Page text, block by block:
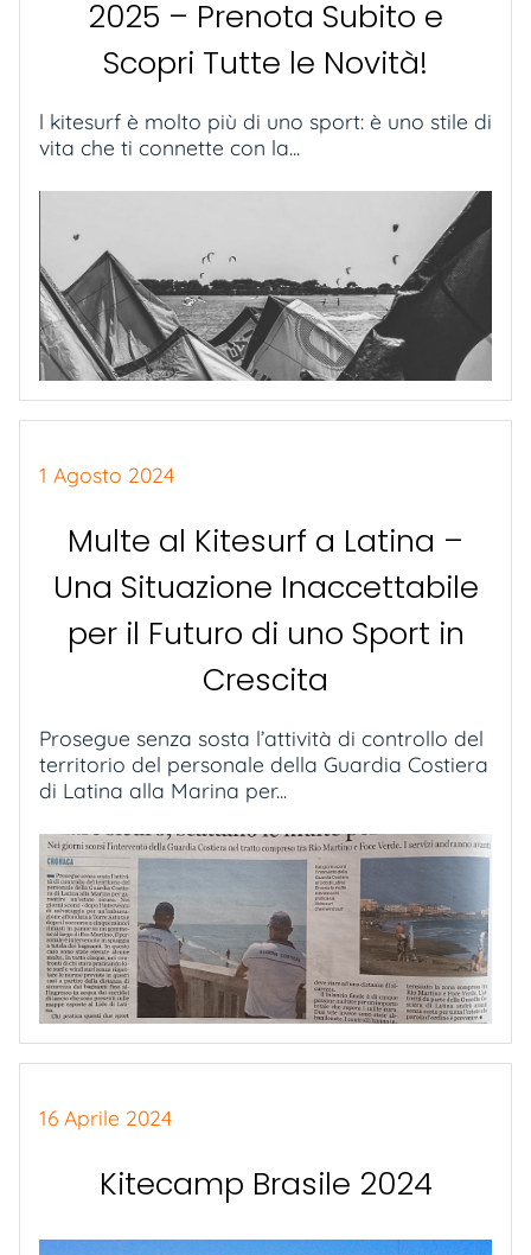
2025 – Prenota Subito e
Scopri Tutte le Novità!
l kitesurf è molto più di uno sport: è uno stile di
vita che ti connette con la...
1 Agosto 2024
Multe al Kitesurf a Latina –
Una Situazione Inaccettabile
per il Futuro di uno Sport in
Crescita
Prosegue senza sosta l’attività di controllo del
territorio del personale della Guardia Costiera
di Latina alla Marina per...
16 Aprile 2024
Kitecamp Brasile 2024